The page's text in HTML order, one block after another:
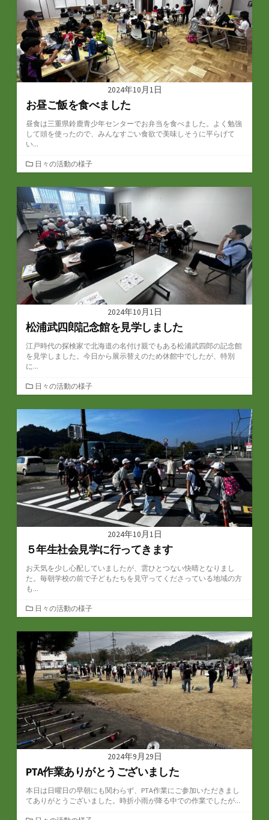
2024年10月1日
お昼ご飯を食べました
昼食は三重県鈴鹿青少年センターでお弁当を食べました。よく勉強
して頭を使ったので、みんなすごい食欲で美味しそうに平らげて
い...
カ
テ
ゴ
リ
ー
日々の活動の様子
2024年10月1日
松浦武四郎記念館を見学しました
江戸時代の探検家で北海道の名付け親でもある松浦武四郎の記念館
を見学しました。今日から展示替えのため休館中でしたが、特別
に...
カ
テ
ゴ
日々の活動の様子
2024年10月1日
５年生社会見学に行ってきます
お天気を少し心配していましたが、雲ひとつない快晴となりまし
た。毎朝学校の前で子どもたちを見守ってくださっている地域の方
も...
カ
テ
ゴ
リ
ー
日々の活動の様子
2024年9月29日
PTA作業ありがとうございました
本日は日曜日の早朝にも関わらず、PTA作業にご参加いただきまし
てありがとうございました。時折小雨が降る中での作業でしたが...